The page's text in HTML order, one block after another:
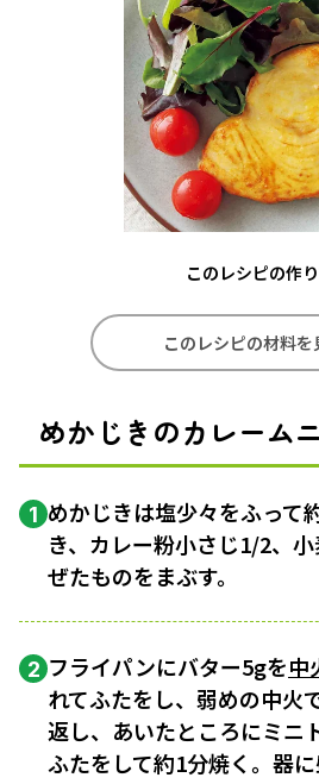
このレシピの作
このレシピの材料を
めかじきのカレーム
1 めかじきは塩少々をふって
き、カレー粉小さじ1/2、
ぜたものをまぶす。
2 フライパンにバター5gを中
れてふたをし、弱めの中火
返し、あいたところにミニ
ふたをして約1分焼く。器